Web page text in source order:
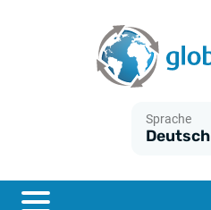
Sprache
Deutsch
ESTER
Was ist die VPI-Inflation?
Was ist die HVPI-Inflation?
Deutsche inflation
Historische Euribor-Sätze
Historische ESTER-Sätze
Historische SOFR-Sätze
Inflationsrechner